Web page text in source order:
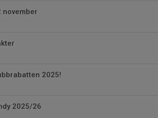
november
2025!
2025/26